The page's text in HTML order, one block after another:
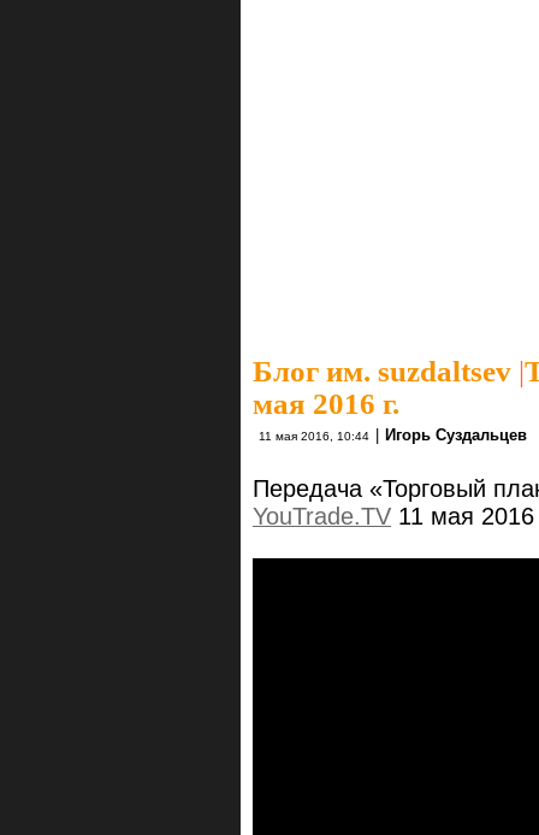
Блог им. suzdaltsev |
мая 2016 г.
11 мая 2016, 10:44 | Игорь Суздальцев
Передача «Торговый
YouTrade.TV 11 мая 2016